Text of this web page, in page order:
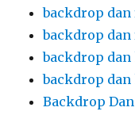
backdrop
backdrop
backdrop
backdrop
Backdrop